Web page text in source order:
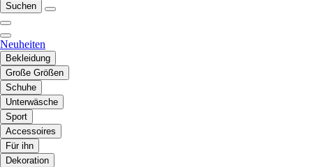
Suchen
Neuheiten
Bekleidung
Große Größen
Schuhe
Unterwäsche
Sport
Accessoires
Für ihn
Dekoration